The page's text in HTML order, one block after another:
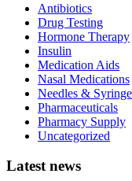
Antibiotics
Drug Testing
Hormone Therapy
Insulin
Medication Aids
Nasal Medications
Needles &
Pharmaceuticals
Pharmacy Supply
Uncategorized
Latest news